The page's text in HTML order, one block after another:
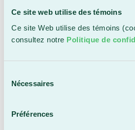
Ce site web utilise des témoins
Ce site Web utilise des témoins
consultez notre Politique de
Nécessaires
Préférences